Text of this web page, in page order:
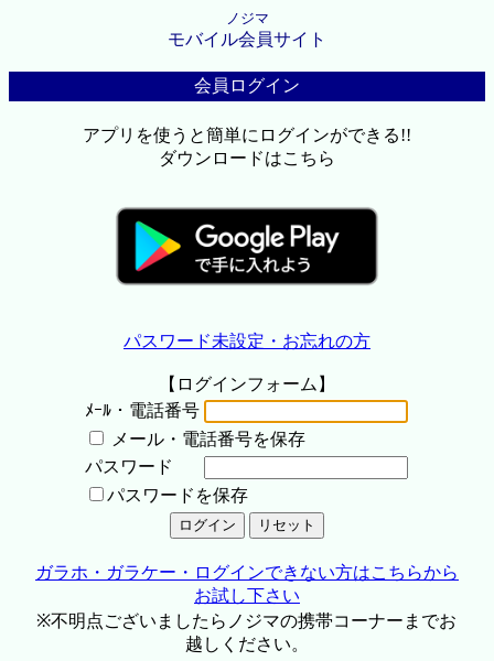
ノジマ
モバイル会員サイト
会員ログイン
アプリを使うと簡単にログインができる!!
ダウンロードはこちら
パスワード未設定・お忘れの方
【ログインフォーム】
ﾒｰﾙ・電話番号
メール・電話番号を保存
パスワード
パスワードを保存
ガラホ・ガラケー・ログインできない方はこちらから
お試し下さい
※不明点ございましたらノジマの携帯コーナーまでお
越しください。